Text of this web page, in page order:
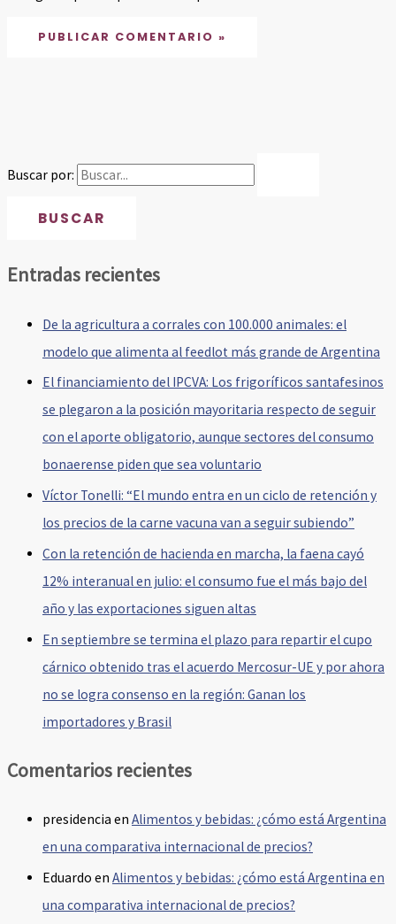
Buscar por:
Entradas recientes
De la agricultura a corrales con 100.000 animales: el
modelo que alimenta al feedlot más grande de Argentina
El financiamiento del IPCVA: Los frigoríficos santafesinos
se plegaron a la posición mayoritaria respecto de seguir
con el aporte obligatorio, aunque sectores del consumo
bonaerense piden que sea voluntario
Víctor Tonelli: “El mundo entra en un ciclo de retención y
los precios de la carne vacuna van a seguir subiendo”
Con la retención de hacienda en marcha, la faena cayó
12% interanual en julio: el consumo fue el más bajo del
año y las exportaciones siguen altas
En septiembre se termina el plazo para repartir el cupo
cárnico obtenido tras el acuerdo Mercosur-UE y por ahora
no se logra consenso en la región: Ganan los
importadores y Brasil
Comentarios recientes
presidencia en Alimentos y bebidas: ¿cómo está Argentina
en una comparativa internacional de precios?
Eduardo en Alimentos y bebidas: ¿cómo está Argentina en
una comparativa internacional de precios?